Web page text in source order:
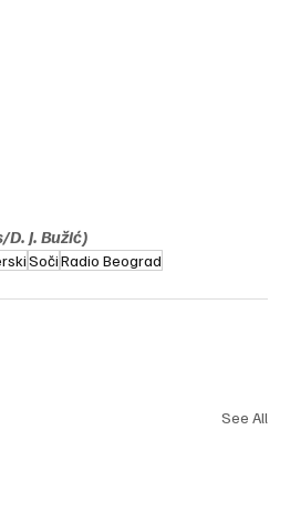
D. J. Bužić)
SočiRadio Beograd
See All